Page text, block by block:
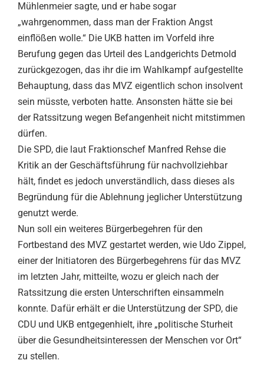
Mühlenmeier sagte, und er habe sogar
„wahrgenommen, dass man der Fraktion Angst
einflößen wolle.“ Die UKB hatten im Vorfeld ihre
Berufung gegen das Urteil des Landgerichts Detmold
zurückgezogen, das ihr die im Wahlkampf aufgestellte
Behauptung, dass das MVZ eigentlich schon insolvent
sein müsste, verboten hatte. Ansonsten hätte sie bei
der Ratssitzung wegen Befangenheit nicht mitstimmen
dürfen.
Die SPD, die laut Fraktionschef Manfred Rehse die
Kritik an der Geschäftsführung für nachvollziehbar
hält, findet es jedoch unverständlich, dass dieses als
Begründung für die Ablehnung jeglicher Unterstützung
genutzt werde.
Nun soll ein weiteres Bürgerbegehren für den
Fortbestand des MVZ gestartet werden, wie Udo Zippel,
einer der Initiatoren des Bürgerbegehrens für das MVZ
im letzten Jahr, mitteilte, wozu er gleich nach der
Ratssitzung die ersten Unterschriften einsammeln
konnte. Dafür erhält er die Unterstützung der SPD, die
CDU und UKB entgegenhielt, ihre „politische Sturheit
über die Gesundheitsinteressen der Menschen vor Ort“
zu stellen.